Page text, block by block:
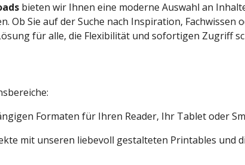
bieten wir Ihnen eine moderne Auswahl an
Sie auf der Suche nach Inspiration, Fachwissen
für alle, die Flexibilität und sofortigen Zugriff
Formaten für Ihren Reader, Ihr Tablet oder
mit unseren liebevoll gestalteten Printables und